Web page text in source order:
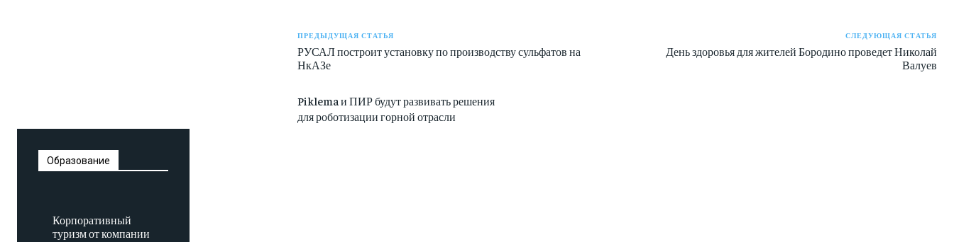
Образование
Корпоративный
туризм от компании
ПРЕДЫДУЩАЯ СТАТЬЯ
РУСАЛ построит установку по производству сульфатов на
НкАЗе
СЛЕДУЮЩАЯ СТАТЬЯ
День здоровья для жителей Бородино проведет Николай
Валуев
Piklema и ПИР будут развивать решения
для роботизации горной отрасли